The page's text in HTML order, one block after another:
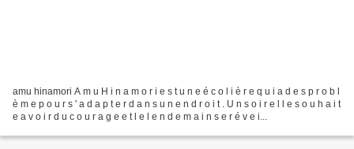
amu hinamori A m u H i n a m o r i e s t u n e é c o l i è r e q u i a d e s p r o b l
è m e p o u r s ' a d a p t e r d a n s u n e n d r o i t . U n s o i r e l l e s o u h a i t
e a v o i r d u c o u r a g e e t l e l e n d e m a i n s e r é v e i...